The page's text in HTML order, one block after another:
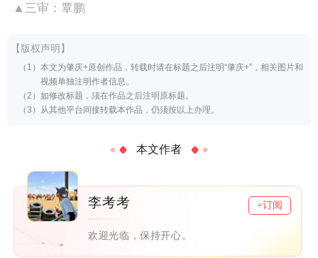
▲三审：覃鹏
【版权声明】
本文为肇庆+原创作品，转载时请在标题之后注明“肇庆+”，相关图片和
视频单独注明作者信息。
如修改标题，须在作品之后注明原标题。
从其他平台间接转载本作品，仍须按以上办理。
本文作者
李考考
欢迎光临，保持开心。
+订阅